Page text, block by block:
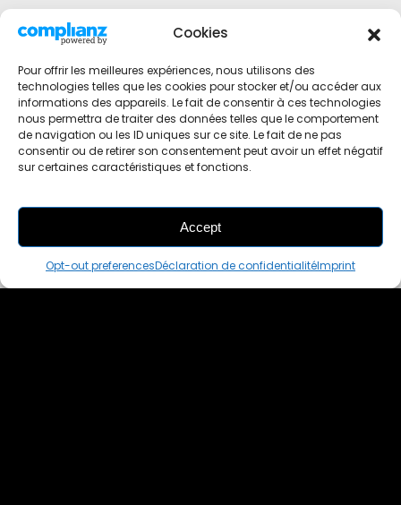
Cookies
Pour offrir les meilleures expériences, nous utilisons des
technologies telles que les cookies pour stocker et/ou accéder aux
informations des appareils. Le fait de consentir à ces technologies
nous permettra de traiter des données telles que le comportement
de navigation ou les ID uniques sur ce site. Le fait de ne pas
consentir ou de retirer son consentement peut avoir un effet négatif
sur certaines caractéristiques et fonctions.
Accept
Opt-out preferencesDéclaration de confidentialitéImprint
THIS PAIR IS
ALREADY SOLD OUT